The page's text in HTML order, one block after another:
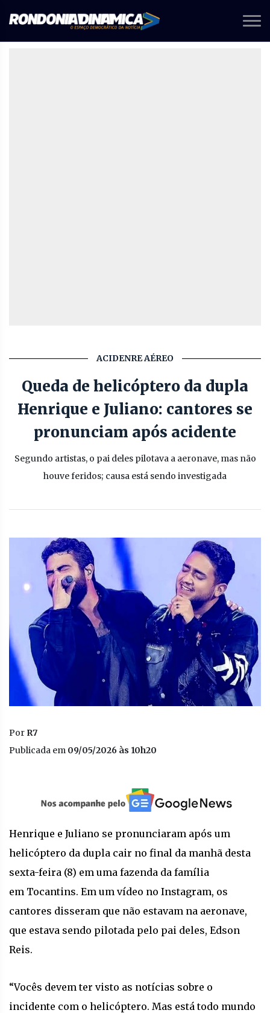
ACIDENRE AÉREO
Queda de helicóptero da dupla
Henrique e Juliano: cantores se
pronunciam após acidente
Segundo artistas, o pai deles pilotava a aeronave, mas não
houve feridos; causa está sendo investigada
Por R7
Publicada em 09/05/2026 às 10h20
Henrique e Juliano se pronunciaram após um
helicóptero da dupla cair no final da manhã desta
sexta-feira (8) em uma fazenda da família
em Tocantins. Em um vídeo no Instagram, os
cantores disseram que não estavam na aeronave,
que estava sendo pilotada pelo pai deles, Edson
Reis.
“Vocês devem ter visto as notícias sobre o
incidente com o helicóptero. Mas está todo mundo